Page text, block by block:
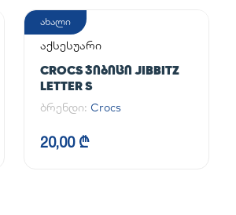
ახალი
აქსესუარი
CROCS ᲯᲘᲑᲘᲪᲘ JIBBITZ
LETTER S
ბრენდი: Crocs
20,00 ₾